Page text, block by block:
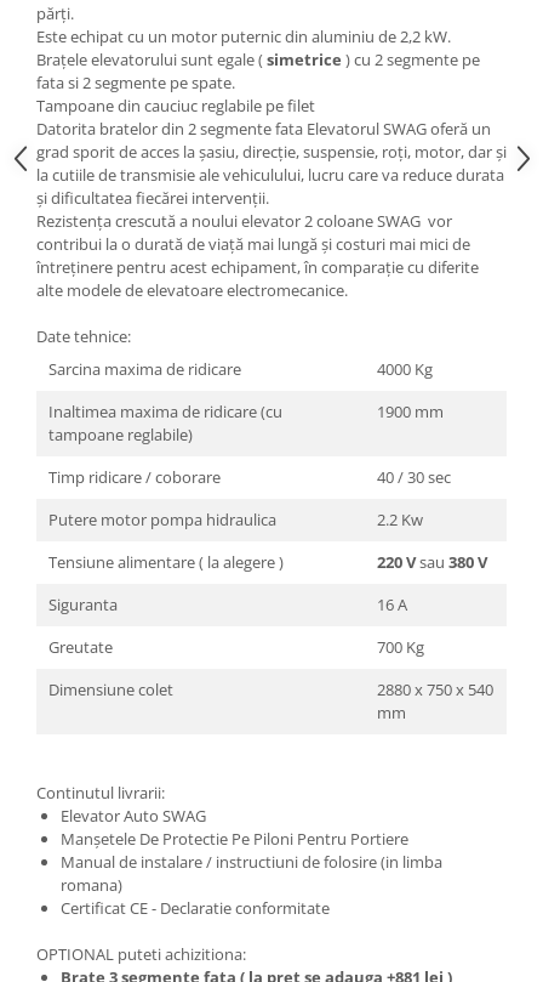
Scule transmisie
Set / trusa chei tubulare
Set burghie si freze
Set chei
Set prelungitoare
Set surubelnite
Testare cuplu dinamometric de
strangere
Trusa / Set tarozi si filiere
Trusa imbus hex,torx,ribe,M-uri
părți.
Este echipat cu un motor puternic din aluminiu de 2,2 kW.
Brațele elevatorului sunt egale (simetrice ) cu 2 segmente pe
fata si 2 segmente pe spate.
Tampoane din cauciuc reglabile pe filet
Datorita bratelor din 2 segmente fata Elevatorul SWAG oferă un
grad sporit de acces la șasiu, direcție, suspensie, roți, motor, dar și
la cutiile de transmisie ale vehiculului, lucru care va reduce durata
și dificultatea fiecărei intervenții.
Rezistența crescută a noului elevator 2 coloane SWAG vor
contribui la o durată de viață mai lungă și costuri mai mici de
întreținere pentru acest echipament, în comparație cu diferite
alte modele de elevatoare electromecanice.
Date tehnice:
Sarcina maxima de ridicare
4000 Kg
Inaltimea maxima de ridicare (cu
tampoane reglabile)
1900 mm
Timp ridicare / coborare
40 / 30 sec
Putere motor pompa hidraulica
2.2 Kw
Tensiune alimentare ( la alegere )
220 Vsau 380 V
Siguranta
16 A
Greutate
700 Kg
Dimensiune colet
2880 x 750 x 540
mm
Continutul livrarii:
Elevator Auto SWAG
Manșetele De Protectie Pe Piloni Pentru Portiere
Manual de instalare / instructiuni de folosire (in limba
romana)
Certificat CE - Declaratie conformitate
OPTIONAL puteti achizitiona:
Brate 3 segmente fata ( la pret se adauga +881 lei )